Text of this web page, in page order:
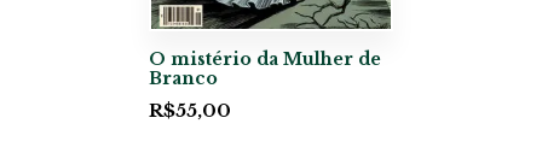
O mistério da Mulher de
Branco
R$55,00